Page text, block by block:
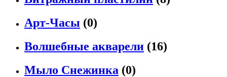
Арт-Часы (0)
Волшебные акварели (16)
Мыло Снежинка (0)